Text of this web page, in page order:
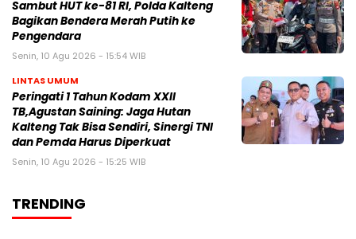
Sambut HUT ke-81 RI, Polda Kalteng
Bagikan Bendera Merah Putih ke
Pengendara
Senin, 10 Agu 2026 - 15:54 WIB
LINTAS UMUM
Peringati 1 Tahun Kodam XXII
TB,Agustan Saining: Jaga Hutan
Kalteng Tak Bisa Sendiri, Sinergi TNI
dan Pemda Harus Diperkuat
Senin, 10 Agu 2026 - 15:25 WIB
TRENDING